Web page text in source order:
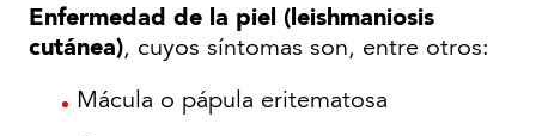
Enfermedad de la piel (leishmaniosis
cutánea), cuyos síntomas son, entre otros:
Mácula o pápula eritematosa